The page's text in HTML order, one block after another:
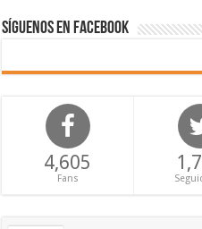
Síguenos en Facebook
4,605
Fans